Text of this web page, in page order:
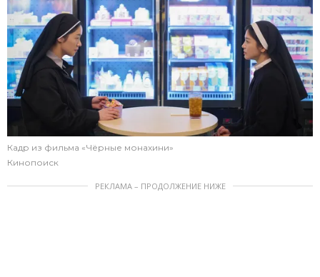
Кадр из фильма «Чёрные монахини»
Кинопоиск
РЕКЛАМА – ПРОДОЛЖЕНИЕ НИЖЕ